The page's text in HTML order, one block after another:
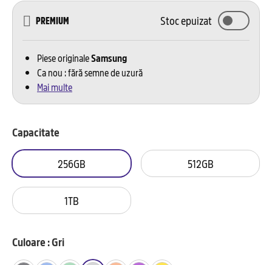
PREMIUM Stoc epuizat
Piese originaleSamsung
Ca nou : fără semne de uzură
Mai multe
Capacitate
256GB 512GB
1TB
Culoare : Gri